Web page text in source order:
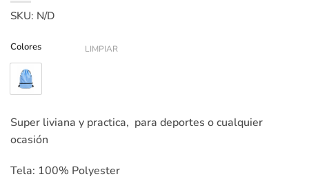
SKU: N/D
Colores LIMPIAR
Super liviana y practica, para deportes o cualquier
ocasión
Tela: 100% Polyester